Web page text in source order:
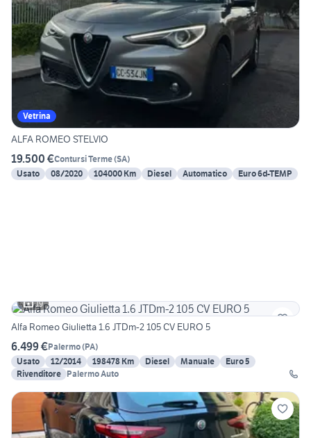
Vetrina
ALFA ROMEO STELVIO
19.500 €Contursi Terme(SA)
Usato
08/2020 104000 Km Diesel Automatico Euro 6d-TEMP
19
Alfa Romeo Giulietta 1.6 JTDm-2 105 CV EURO 5
6.499 €Palermo(PA)
Usato
12/2014 198478 Km Diesel Manuale
Euro 5
Rivenditore Palermo Auto